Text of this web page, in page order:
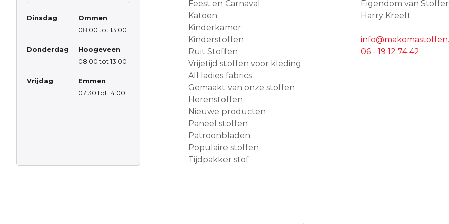
Dinsdag
Ommen
08:00 tot 13:00
Donderdag
Hoogeveen
08:00 tot 13:00
Vrijdag
Emmen
07:30 tot 14:00
Feest en Carnaval
Katoen
Kinderkamer
Kinderstoffen
Ruit Stoffen
Vrijetijd stoffen voor kleding
All ladies fabrics
Gemaakt van onze stoffen
Herenstoffen
Nieuwe producten
Paneel stoffen
Patroonbladen
Populaire stoffen
Tijdpakker stof
Eigendom van
Harry Kreeft
06 - 19 12 74 42